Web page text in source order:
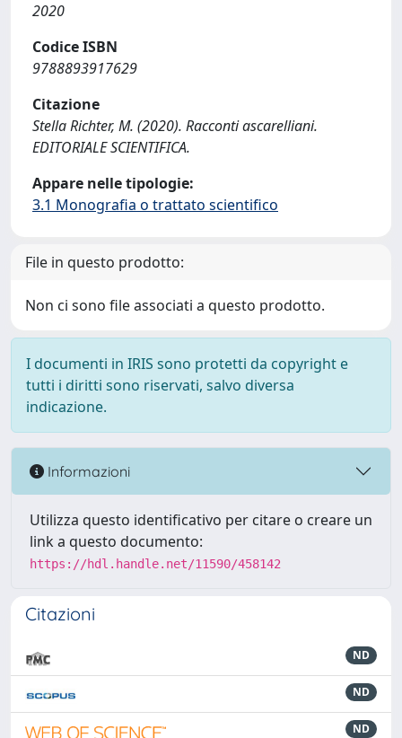
2020
Codice ISBN
9788893917629
Citazione
Stella Richter, M. (2020). Racconti ascarelliani.
EDITORIALE SCIENTIFICA.
Appare nelle tipologie:
3.1 Monografia o trattato scientifico
File in questo prodotto:
Non ci sono file associati a questo prodotto.
I documenti in IRIS sono protetti da copyright e
tutti i diritti sono riservati, salvo diversa
indicazione.
Informazioni
Utilizza questo identificativo per citare o creare un
link a questo documento:
https://hdl.handle.net/11590/458142
Citazioni
ND
ND
ND